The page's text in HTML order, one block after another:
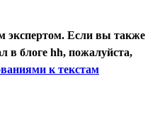
экспертом. Если вы также
в блоге hh, пожалуйста,
к текстам